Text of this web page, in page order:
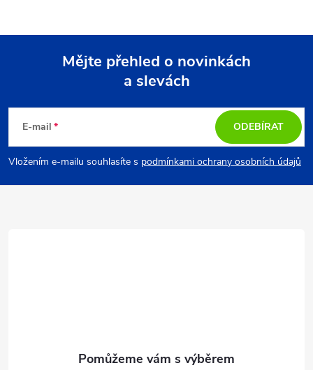
p
a
Mějte přehled o novinkách
a slevách
E-mail
Vložením e-mailu souhlasíte s podmínkami ochrany osobních údajů
ODEBÍRAT